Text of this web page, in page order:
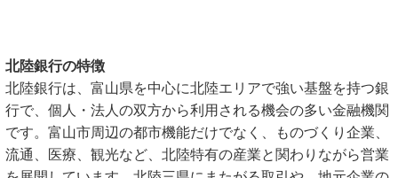
北陸銀行の特徴
北陸銀行は、富山県を中心に北陸エリアで強い基盤を持つ銀
行で、個人・法人の双方から利用される機会の多い金融機関
です。富山市周辺の都市機能だけでなく、ものづくり企業、
流通、医療、観光など、北陸特有の産業と関わりながら営業